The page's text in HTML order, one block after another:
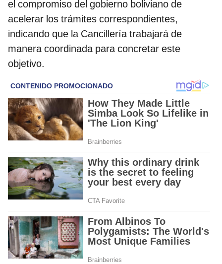
el compromiso del gobierno boliviano de
acelerar los trámites correspondientes,
indicando que la Cancillería trabajará de
manera coordinada para concretar este
objetivo.